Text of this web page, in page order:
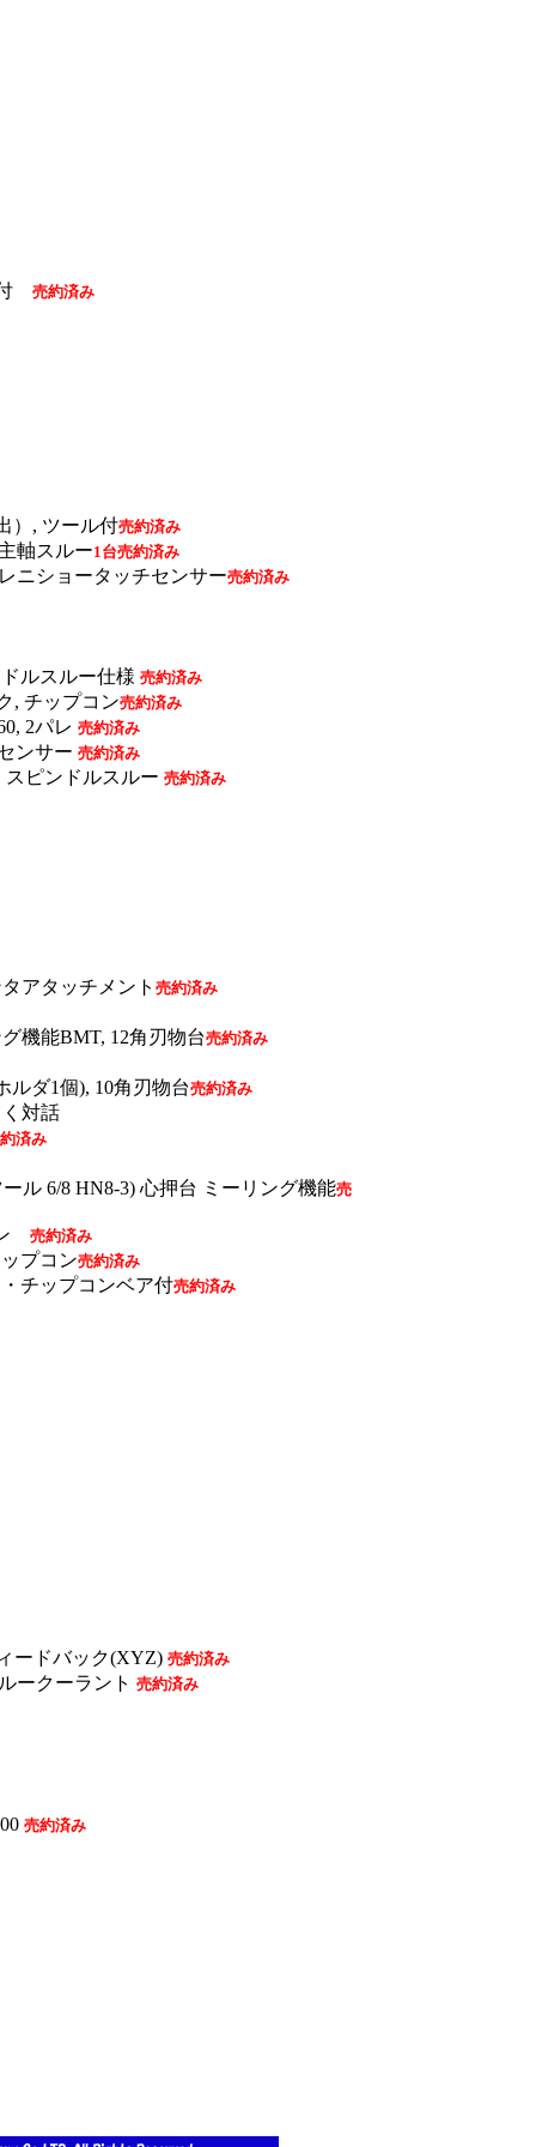
売約済み
）, ツール付売約済み
軸スルー1台売約済み
ニショータッチセンサー売約済み
ルスルー仕様 売約済み
, チップコン売約済み
2パレ 売約済み
ンサー 売約済み
スピンドルスルー 売約済み
アタッチメント 売約済み
機能BMT, 12角刃物台売約済み
ダ1個), 10角刃物台売約済み
対話
済み
ル 6/8 HN8-3) 心押台 ミーリング機能売
売約済み
プコン売約済み
チップコンベア付売約済み
ードバック(XYZ) 売約済み
ークーラント 売約済み
売約済み